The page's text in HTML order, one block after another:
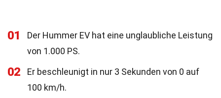
01
Der Hummer EV hat eine unglaubliche Leistung
von 1.000 PS.
02
Er beschleunigt in nur 3 Sekunden von 0 auf
100 km/h.